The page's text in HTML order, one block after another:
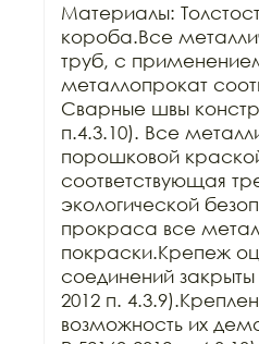
Материалы:
короба.Все
труб, с
металлопрокат
Сварные швы
п.4.3.10). Все
порошковой
соответствующая
экологической
прокраса все
покраски.Крепеж
соединений
2012 п.
возможность их